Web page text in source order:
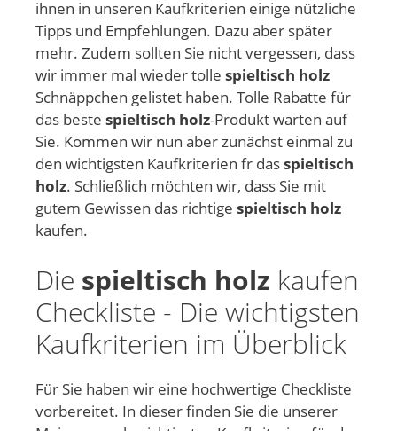
ihnen in unseren Kaufkriterien einige nützliche
Tipps und Empfehlungen. Dazu aber später
mehr. Zudem sollten Sie nicht vergessen, dass
wir immer mal wieder tolle spieltisch holz
Schnäppchen gelistet haben. Tolle Rabatte für
das beste spieltisch holz-Produkt warten auf
Sie. Kommen wir nun aber zunächst einmal zu
den wichtigsten Kaufkriterien fr dasspieltisch
holz. Schließlich möchten wir, dass Sie mit
gutem Gewissen das richtige spieltisch holz
kaufen.
Die spieltisch holz kaufen
Checkliste - Die wichtigsten
Kaufkriterien im Überblick
Für Sie haben wir eine hochwertige Checkliste
vorbereitet. In dieser finden Sie die unserer